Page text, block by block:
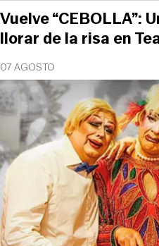
07 AGOSTO
Vuelve “CEBOLLA”:
llorar de la risa en